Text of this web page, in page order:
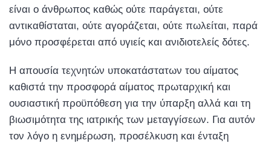
είναι ο άνθρωπος καθώς ούτε παράγεται, ούτε
αντικαθίσταται, ούτε αγοράζεται, ούτε πωλείται, παρά
μόνο προσφέρεται από υγιείς και ανιδιοτελείς δότες.
Η απουσία τεχνητών υποκατάστατων του αίματος
καθιστά την προσφορά αίματος πρωταρχική και
ουσιαστική προϋπόθεση για την ύπαρξη αλλά και τη
βιωσιμότητα της ιατρικής των μεταγγίσεων. Για αυτόν
τον λόγο η ενημέρωση, προσέλκυση και ένταξη